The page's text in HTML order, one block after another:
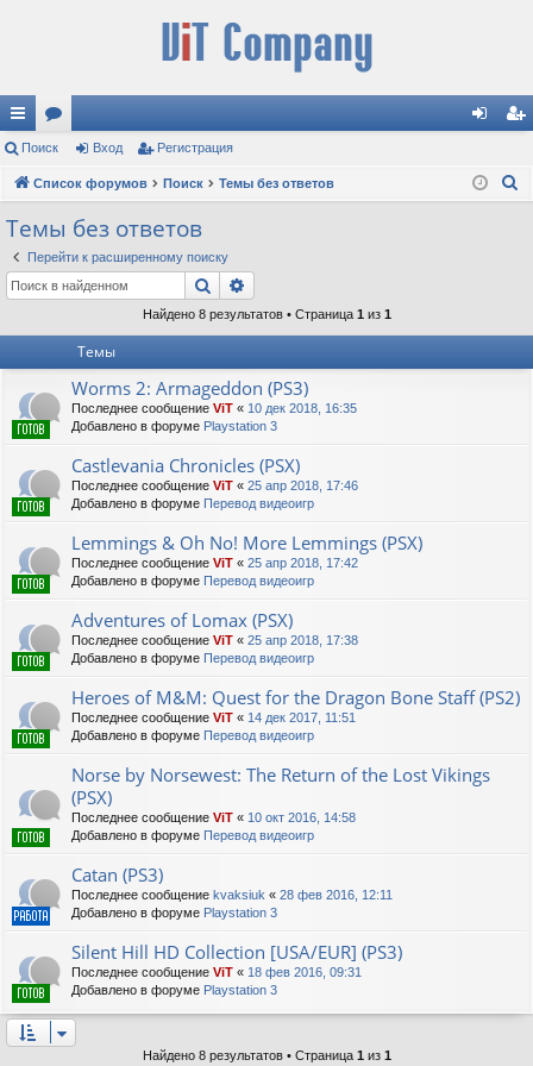
с
ы
лк
и
ор
ум д ис
Поиск Вход Регистрация
Список форумов Поиск Темы без ответов
Темы без ответов
Перейти к расширенному поиску
Поиск
Найдено 8 результатов • Страница 1 из 1
Темы
Worms 2: Armageddon (PS3)
Последнее сообщение ViT « 10 дек 2018, 16:35
Добавлено в форуме Playstation 3
Castlevania Chronicles (PSX)
Последнее сообщение ViT « 25 апр 2018, 17:46
Добавлено в форуме Перевод видеоигр
Lemmings & Oh No! More Lemmings (PSX)
Последнее сообщение ViT « 25 апр 2018, 17:42
Добавлено в форуме Перевод видеоигр
Adventures of Lomax (PSX)
Последнее сообщение ViT « 25 апр 2018, 17:38
Добавлено в форуме Перевод видеоигр
Heroes of M&M: Quest for the Dragon Bone Staff (PS2)
Последнее сообщение ViT « 14 дек 2017, 11:51
Добавлено в форуме Перевод видеоигр
Norse by Norsewest: The Return of the Lost Vikings
(PSX)
Последнее сообщение ViT « 10 окт 2016, 14:58
Добавлено в форуме Перевод видеоигр
Catan (PS3)
Последнее сообщение kvaksiuk « 28 фев 2016, 12:11
Добавлено в форуме Playstation 3
Silent Hill HD Collection [USA/EUR] (PS3)
Последнее сообщение ViT « 18 фев 2016, 09:31
Добавлено в форуме Playstation 3
Найдено 8 результатов • Страница 1 из 1